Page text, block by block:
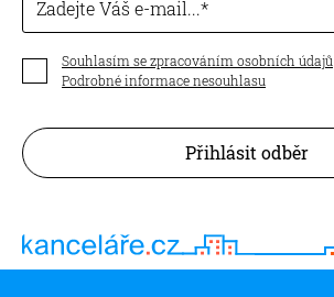
Zadejte Váš e-mail...
Souhlasím se zpracováním osobních údajů
Podrobné informace nesouhlasu
Přihlásit odběr